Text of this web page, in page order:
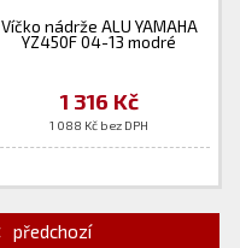
Víčko nádrže ALU YAMAHA
YZ450F 04-13 modré
1 316 Kč
1 088 Kč bez DPH
předchozí